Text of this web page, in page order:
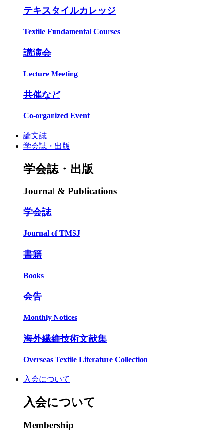
テキスタイルカレッジ
Textile Fundamental Courses
講演会
Lecture Meeting
共催など
Co-organized Event
論文誌
学会誌・出版
学会誌・出版
Journal & Publications
学会誌
Journal of TMSJ
書籍
Books
会告
Monthly Notices
海外繊維技術文献集
Overseas Textile Literature Collection
入会について
入会について
Membership